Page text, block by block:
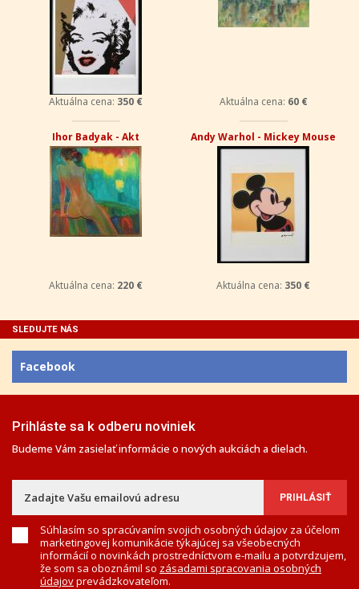
Aktuálna cena: 350 € Aktuálna cena: 60 €
Ihor Badyak - Akt
Aktuálna cena: 220 €
Andy Warhol - Mickey Mouse
Aktuálna cena: 350 €
SLEDUJTE NÁS
Facebook
Prihláste sa k odberu noviniek
Budeme Vám zasielať informácie o nových aukciách a dielach.
Súhlasím so spracúvaním svojich osobných údajov za účelom
marketingovej komunikácie týkajúcej sa všeobecných
informácií o novinkách prostredníctvom e-mailu a potvrdzujem,
že som sa oboznámil so zásadami spracovania osobných
údajovprevádzkovateľom.